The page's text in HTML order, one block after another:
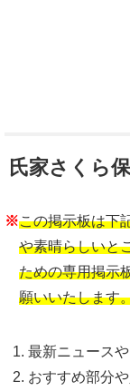
氏家さくら
※この掲示板は下
や素晴らしいと
ための専用掲示
願いいたします
最新ニュース
おすすめ部分